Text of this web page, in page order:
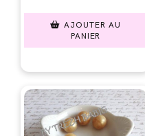
AJOUTER AU
PANIER